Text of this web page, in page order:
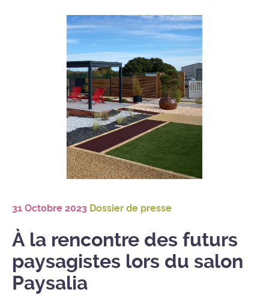
31 Octobre 2023 Dossier de presse
À la rencontre des futurs
paysagistes lors du salon
Paysalia